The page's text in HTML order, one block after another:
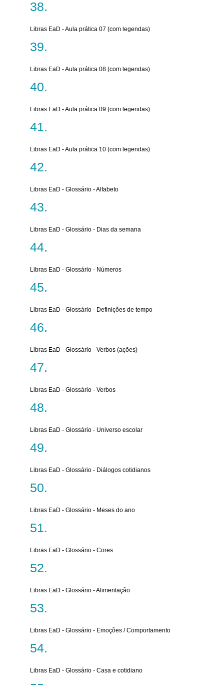
Libras EaD - Aula prática 07 (com legendas)
Libras EaD - Aula prática 08 (com legendas)
Libras EaD - Aula prática 09 (com legendas)
Libras EaD - Aula prática 10 (com legendas)
Libras EaD - Glossário - Alfabeto
Libras EaD - Glossário - Dias da semana
Libras EaD - Glossário - Números
Libras EaD - Glossário - Definições de tempo
Libras EaD - Glossário - Verbos (ações)
Libras EaD - Glossário - Verbos
Libras EaD - Glossário - Universo escolar
Libras EaD - Glossário - Diálogos cotidianos
Libras EaD - Glossário - Meses do ano
Libras EaD - Glossário - Cores
Libras EaD - Glossário - Alimentação
Libras EaD - Glossário - Emoções / Comportamento
Libras EaD - Glossário - Casa e cotidiano